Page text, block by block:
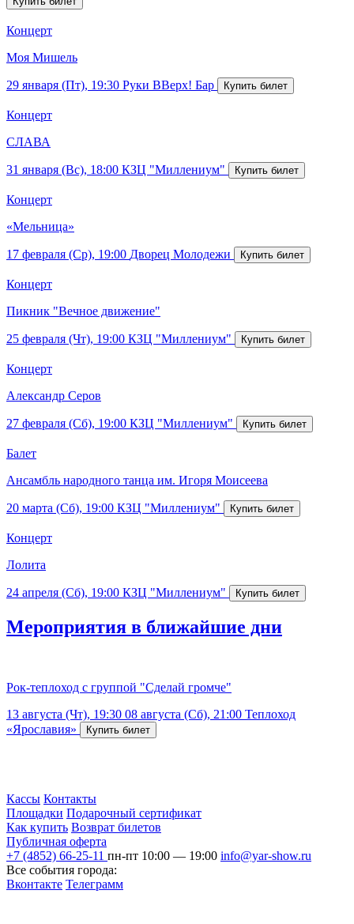
Концерт
Моя Мишель
29 января (Пт), 19:30 Руки ВВерх! Бар
Концерт
СЛАВА
31 января (Вс), 18:00 КЗЦ "Миллениум"
Концерт
«Мельница»
17 февраля (Ср), 19:00 Дворец Молодежи
Концерт
Пикник "Вечное движение"
25 февраля (Чт), 19:00 КЗЦ "Миллениум"
Концерт
Александр Серов
27 февраля (Сб), 19:00 КЗЦ "Миллениум"
Балет
Ансамбль народного танца им. Игоря Моисеева
20 марта (Сб), 19:00 КЗЦ "Миллениум"
Концерт
Лолита
24 апреля (Сб), 19:00 КЗЦ "Миллениум"
Мероприятия в ближайшие дни
Рок-теплоход с группой "Сделай громче"
13 августа (Чт), 19:30 08 августа (Сб), 21:00 Теплоход
«Ярославия»
Кассы Контакты
Площадки Подарочный сертификат
Как купить Возврат билетов
Публичная оферта
+7 (4852) 66-25-11 пн-пт 10:00 — 19:00 info@yar-show.ru
Все события города:
Вконтакте Телеграмм